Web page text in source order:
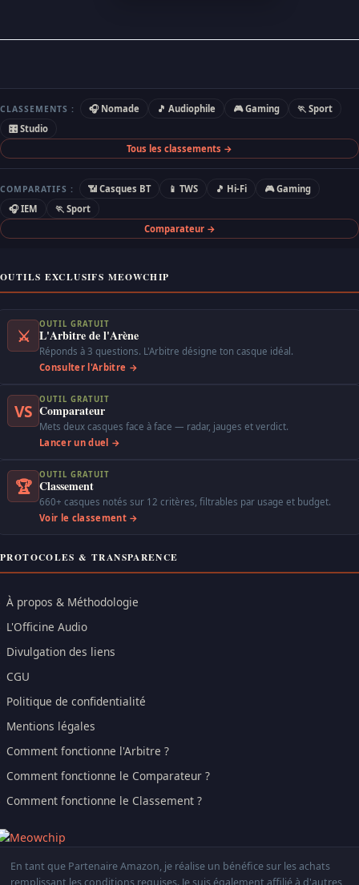
CLASSEMENTS : 🎧 Nomade 🎵 Audiophile 🎮 Gaming
🏃 Sport
🎛 Studio
Tous les classements →
COMPARATIFS : 📶 Casques BT 📱 TWS 🎵 Hi-Fi
🎮 Gaming
🎧 IEM
🏃 Sport
Comparateur →
OUTILS EXCLUSIFS MEOWCHIP
⚔
OUTIL GRATUIT
L'Arbitre de l'Arène
Réponds à 3 questions. L'Arbitre désigne ton casque idéal.
Consulter l'Arbitre →
VS
OUTIL GRATUIT
Comparateur
Mets deux casques face à face — radar, jauges et verdict.
Lancer un duel →
🏆
OUTIL GRATUIT
Classement
660+ casques notés sur 12 critères, filtrables par usage et budget.
Voir le classement →
PROTOCOLES & TRANSPARENCE
À propos & Méthodologie
L'Officine Audio
Divulgation des liens
CGU
Politique de confidentialité
Mentions légales
Comment fonctionne l'Arbitre ?
Comment fonctionne le Comparateur ?
Comment fonctionne le Classement ?
En tant que Partenaire Amazon, je réalise un bénéfice sur les achats
remplissant les conditions requises. Je suis également affilié à d'autres